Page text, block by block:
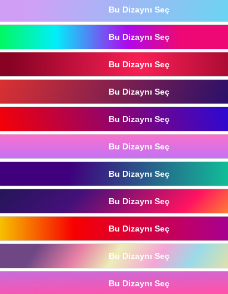
Bu Dizaynı Seç
Bu Dizaynı Seç
Bu Dizaynı Seç
Bu Dizaynı Seç
Bu Dizaynı Seç
Bu Dizaynı Seç
Bu Dizaynı Seç
Bu Dizaynı Seç
Bu Dizaynı Seç
Bu Dizaynı Seç
Bu Dizaynı Seç